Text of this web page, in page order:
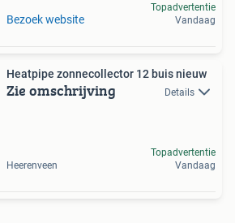
Bezoek website
Topadvertentie
Vandaag
Heatpipe zonnecollector 12 buis nieuw
Zie omschrijving Details
Heerenveen
Topadvertentie
Vandaag